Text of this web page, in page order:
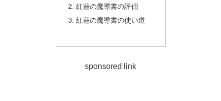
紅蓮の魔導書の評価
紅蓮の魔導書の使い道
sponsored link